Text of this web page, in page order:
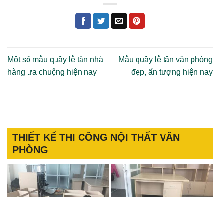
Một số mẫu quầy lễ tân nhà
hàng ưa chuộng hiện nay
Mẫu quầy lễ tân văn phòng
đẹp, ấn tượng hiện nay
THIẾT KẾ THI CÔNG NỘI THẤT VĂN
PHÒNG